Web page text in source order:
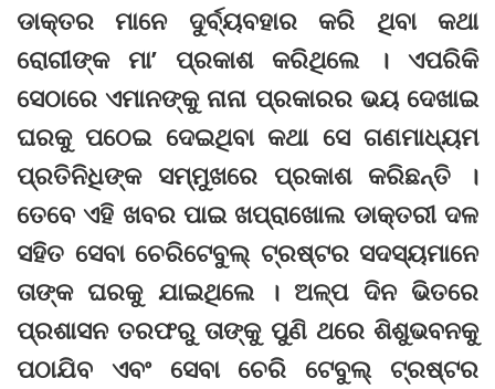
ଡାକ୍ତର ମାନେ ଦୁର୍ବ୍ୟବହାର କରି ଥିବା କଥା
ରୋଗୀଙ୍କ ମା’ ପ୍ରକାଶ କରିଥିଲେ । ଏପରିକି
ସେଠାରେ ଏମାନଙ୍କୁ ନାନା ପ୍ରକାରର ଭୟ ଦେଖାଇ
ଘରକୁ ପଠେଇ ଦେଇଥିବା କଥା ସେ ଗଣମାଧ୍ୟମ
ପ୍ରତିନିଧିଙ୍କ ସମ୍ମୁଖରେ ପ୍ରକାଶ କରିଛନ୍ତି ।
ତେବେ ଏହି ଖବର ପାଇ ଖପ୍ରାଖୋଲ ଡାକ୍ତରୀ ଦଳ
ସହିତ ସେବା ଚେରିଟେବୁଲ୍ ଟ୍ରଷ୍ଟର ସଦସ୍ୟମାନେ
ତାଙ୍କ ଘରକୁ ଯାଇଥିଲେ । ଅଳ୍ପ ଦିନ ଭିତରେ
ପ୍ରଶାସନ ତରଫରୁ ତାଙ୍କୁ ପୁଣି ଥରେ ଶିଶୁଭବନକୁ
ପଠାଯିବ ଏବଂ ସେବା ଚେରି ଟେବୁଲ୍ ଟ୍ରଷ୍ଟର